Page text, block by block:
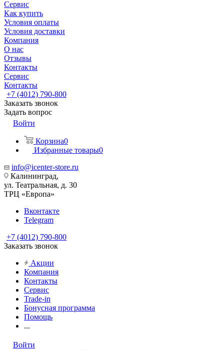
Сервис
Как купить
Условия оплаты
Условия доставки
Компания
О нас
Отзывы
Контакты
Сервис
Контакты
+7 (4012) 790-800
Заказать звонок
Задать вопрос
Войти
Корзина0
Избранные товары0
info@icenter-store.ru
Калининград,
ул. Театральная, д. 30
ТРЦ «Европа»
Вконтакте
Telegram
+7 (4012) 790-800
Заказать звонок
Акции
Компания
Контакты
Сервис
Trade-in
Бонусная программа
Помощь
...
Войти